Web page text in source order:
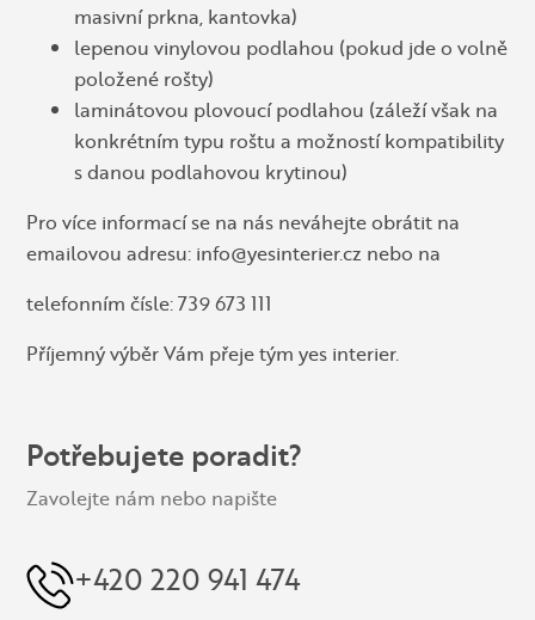
masivní prkna, kantovka)
lepenou vinylovou podlahou (pokud jde o volně
položené rošty)
laminátovou plovoucí podlahou (záleží však na
konkrétním typu roštu a možností kompatibility
s danou podlahovou krytinou)
Pro více informací se na nás neváhejte obrátit na
emailovou adresu: info@yesinterier.cz nebo na
telefonním čísle: 739 673 111
Příjemný výběr Vám přeje tým yes interier.
Potřebujete poradit?
Zavolejte nám nebo napište
+420 220 941 474